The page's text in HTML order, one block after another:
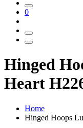
0
Hinged
Heart
Home
Hinged Hoops